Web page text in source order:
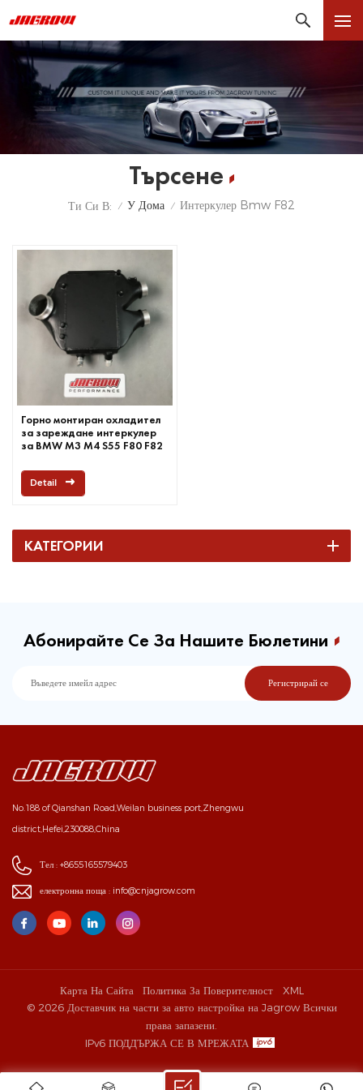
Търсене
Ти Си В: / У Дома / Интеркулер Bmw F82
Горно монтиран охладител
за зареждане интеркулер
за BMW M3 M4 S55 F80 F82
Detail
КАТЕГОРИИ
Абонирайте Се За Нашите Бюлетини
No.188 of Qianshan Road,Weilan business port,Zhengwu
district,Hefei,230088,China
Тел : +8655165579403
електронна поща : info@cnjagrow.com
Карта На Сайта Политика За Поверителност
XML
© 2026 Доставчик на части за авто настройка на Jagrow Всички
права запазени.
IPv6 ПОДДЪРЖА СЕ В МРЕЖАТА